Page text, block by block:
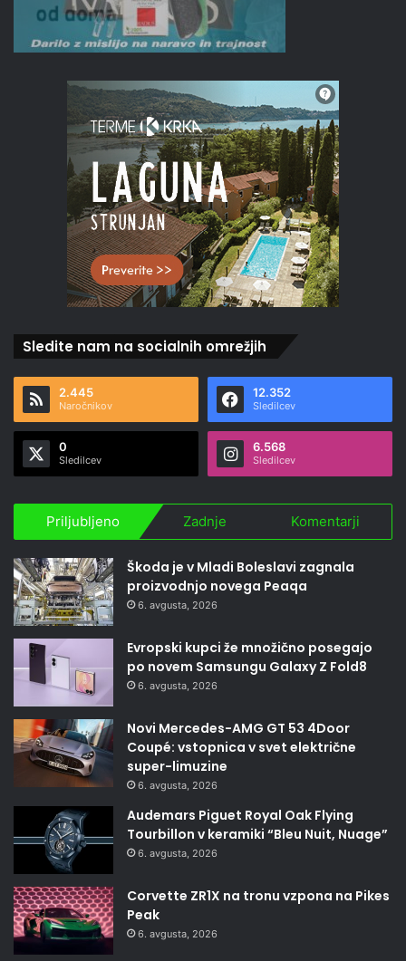
Sledite nam na socialnih omrežjih
2.445
Naročnikov
12.352
Sledilcev
0
Sledilcev
6.568
Sledilcev
Priljubljeno Zadnje Komentarji
Škoda je v Mladi Boleslavi zagnala
proizvodnjo novega Peaqa
6. avgusta, 2026
Evropski kupci že množično posegajo
po novem Samsungu Galaxy Z Fold8
6. avgusta, 2026
Novi Mercedes-AMG GT 53 4Door
Coupé: vstopnica v svet električne
super-limuzine
6. avgusta, 2026
Audemars Piguet Royal Oak Flying
Tourbillon v keramiki “Bleu Nuit, Nuage”
6. avgusta, 2026
Corvette ZR1X na tronu vzpona na Pikes
Peak
6. avgusta, 2026